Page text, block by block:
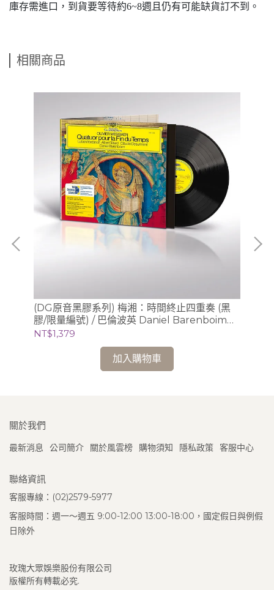
庫存需進口，到貨要等待約6~8週且仍有可能缺貨訂不到。
相關商品
(DG原音黑膠系列) 梅湘：時間終止四重奏 (黑
膠/限量編號) / 巴倫波英 Daniel Barenboim
(鋼琴)
NT$1,379
加入購物車
關於我們
最新消息 公司簡介 關於風雲榜 購物須知 隱私政策 客服中心
聯絡資訊
客服專線：(02)2579-5977
客服時間：週一～週五 9:00-12:00 13:00-18:00，國定假日與例假
日除外
玫瑰大眾娛樂股份有限公司
版權所有轉載必究.